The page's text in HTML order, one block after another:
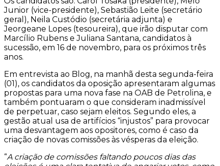
Junior (vice-presidente), Sebastião Leite (secretário
geral), Neila Custódio (secretária adjunta) e
Jeorgeane Lopes (tesoureira), que irão disputar com
Marcílio Rubens e Juliana Santana, candidatos à
sucessão, em 16 de novembro, para os próximos três
anos.
Em entrevista ao Blog, na manhã desta segunda-feira
(01), os candidatos da oposição apresentaram algumas
propostas para uma nova fase na OAB de Petrolina, e
também pontuaram o que consideram inadmissível
de perpetuar, caso sejam eleitos. Segundo eles, a
gestão atual usa de artifícios “injustos” para provocar
uma desvantagem aos opositores, como é caso da
criação de novas comissões às vésperas da eleição.
“A criação de comissões faltando poucos dias das